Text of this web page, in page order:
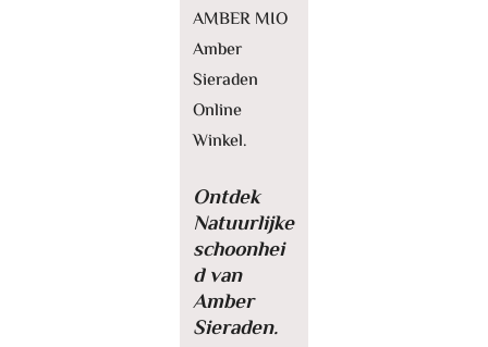
AMBER MIO
Amber
Sieraden
Online
Winkel.
Ontdek
Natuurlijke
schoonhei
d van
Amber
Sieraden.